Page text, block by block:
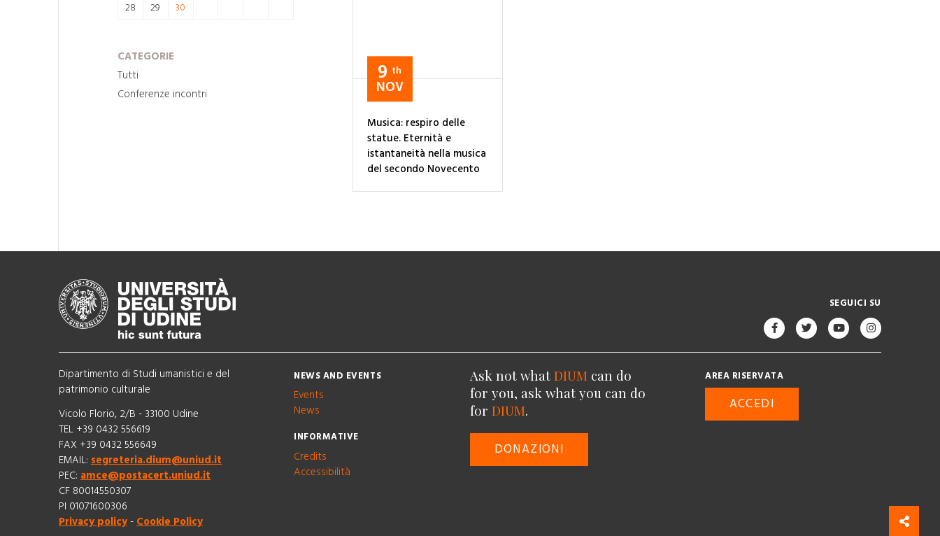
28
29 30
CATEGORIE
Tutti
Conferenze incontri
9 th
NOV
Musica: respiro delle
statue. Eternità e
istantaneità nella musica
del secondo Novecento
SEGUICI SU
Dipartimento di Studi umanistici e del
patrimonio culturale
Vicolo Florio, 2/B - 33100 Udine
TEL +39 0432 556619
FAX +39 0432 556649
EMAIL: segreteria.dium@uniud.it
PEC: amce@postacert.uniud.it
CF 80014550307
PI 01071600306
Privacy policy - Cookie Policy
NEWS AND EVENTS
Events
News
INFORMATIVE
Credits
Accessibilità
Ask not what DIUM can do
for you, ask what you can do
for DIUM.
DONAZIONI
AREA RISERVATA
ACCEDI